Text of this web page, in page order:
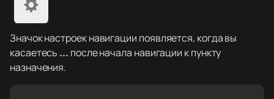
Значок настроек навигации появляется, когда вы
касаетесь ... после начала навигации к пункту
назначения.